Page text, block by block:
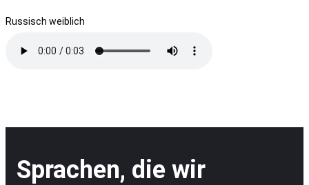
Russisch weiblich
Sprachen, die wir